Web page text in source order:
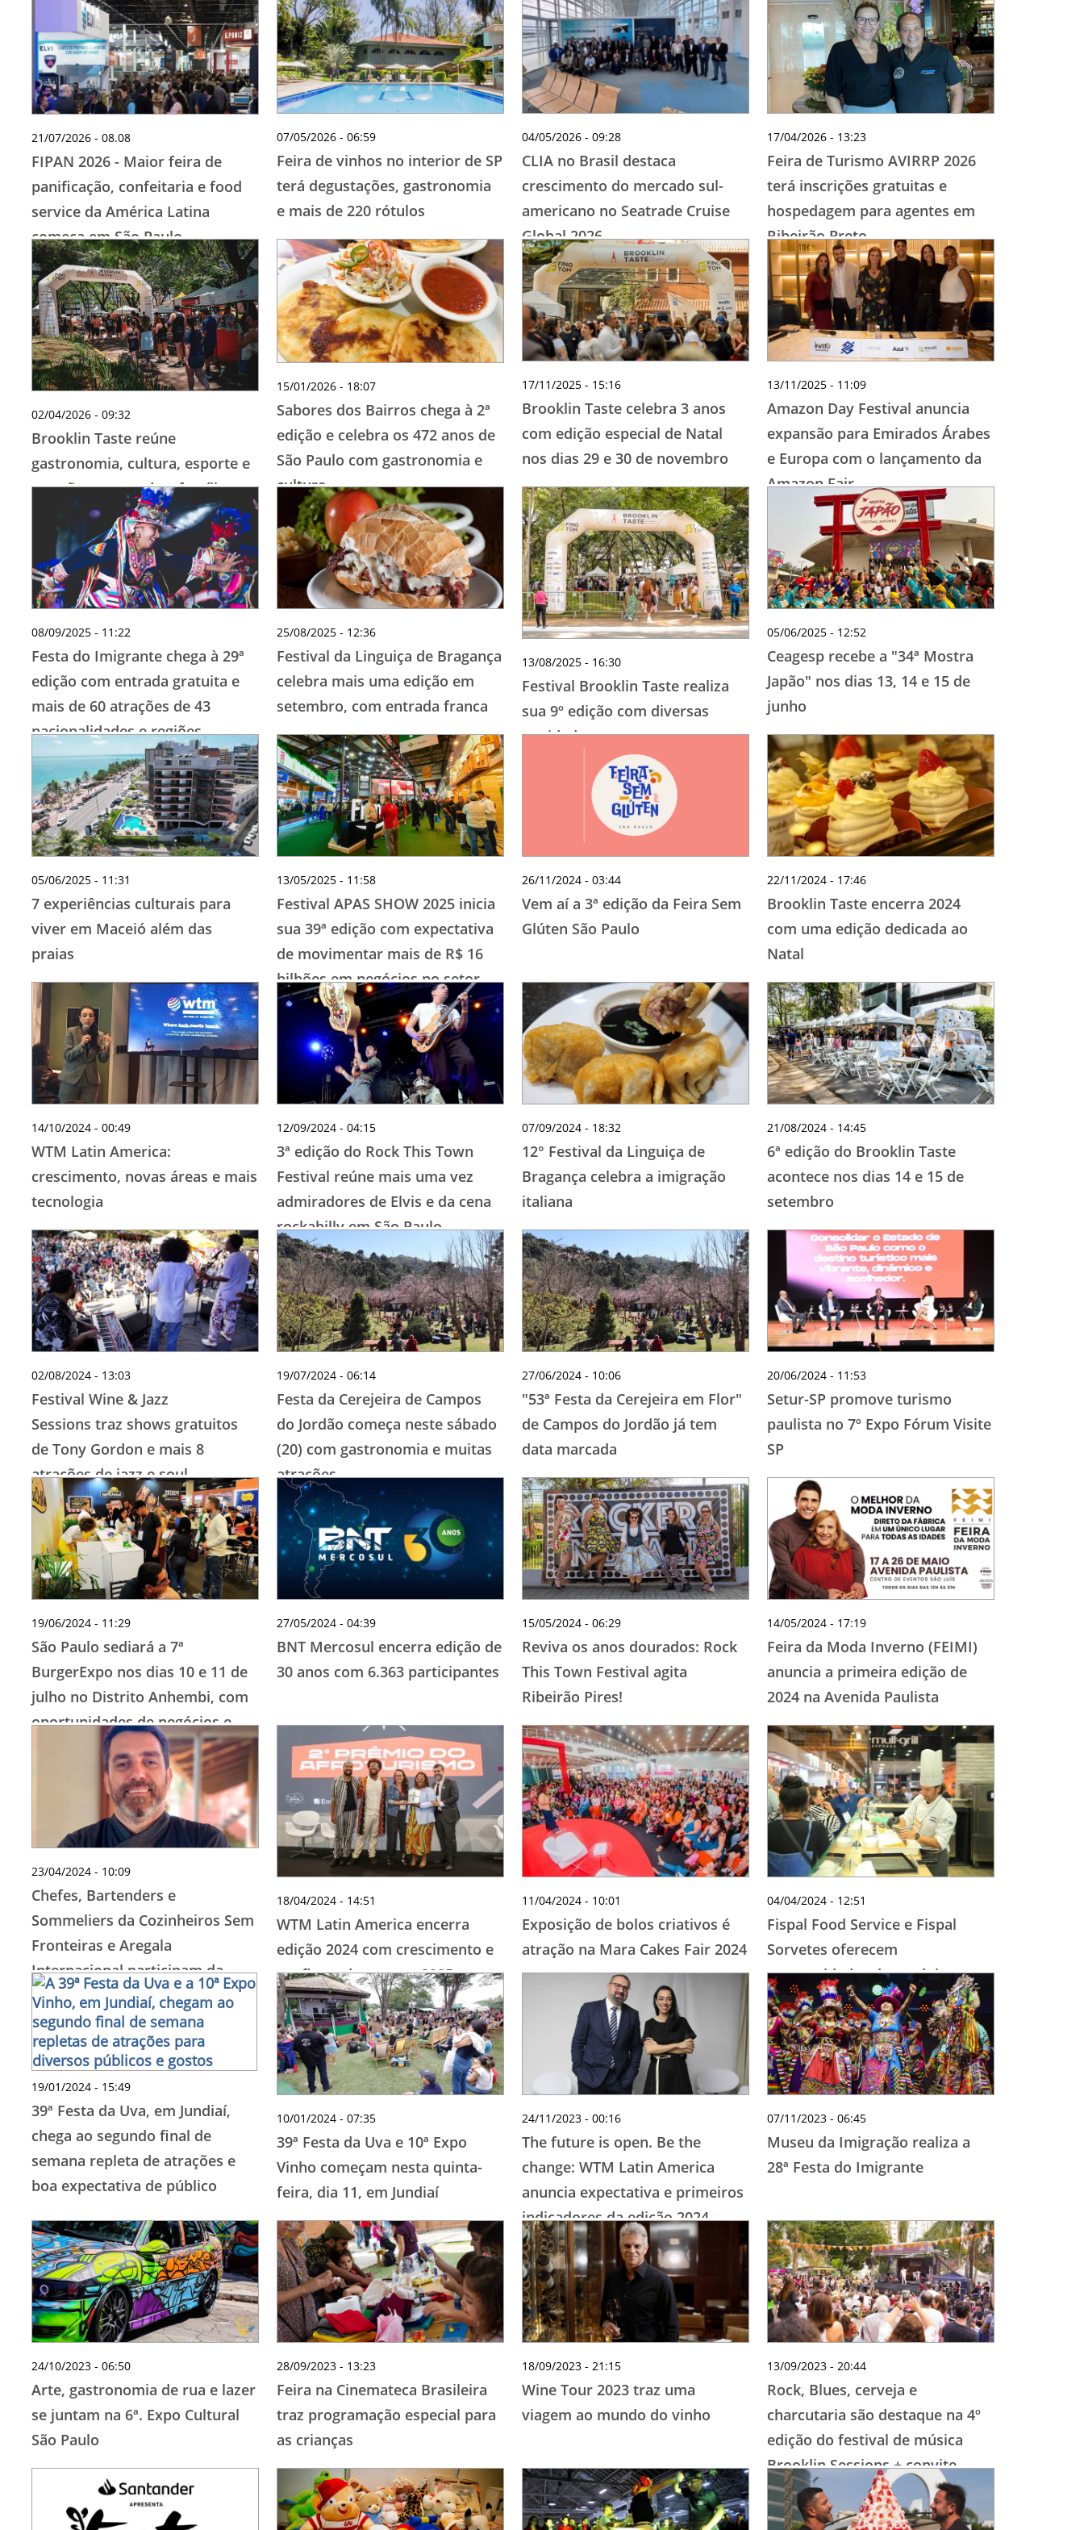
TESTADO E APROVADO
ÚLTIMAS NOTÍCIAS
PARCEIROS
QUEM SOMOS - EQUIPE
CONTATO
21/07/2026 - 08.08
FIPAN 2026 - Maior feira de
panificação, confeitaria e food
service da América Latina
começa em São Paulo
07/05/2026 - 06:59
Feira de vinhos no interior de SP
terá degustações, gastronomia
e mais de 220 rótulos
04/05/2026 - 09:28
CLIA no Brasil destaca
crescimento do mercado sul-
americano no Seatrade Cruise
Global 2026
17/04/2026 - 13:23
Feira de Turismo AVIRRP 2026
terá inscrições gratuitas e
hospedagem para agentes em
Ribeirão Preto
02/04/2026 - 09:32
Brooklin Taste reúne
gastronomia, cultura, esporte e
atrações para toda a família em
São Paulo
15/01/2026 - 18:07
Sabores dos Bairros chega à 2ª
edição e celebra os 472 anos de
São Paulo com gastronomia e
cultura
17/11/2025 - 15:16
Brooklin Taste celebra 3 anos
com edição especial de Natal
nos dias 29 e 30 de novembro
13/11/2025 - 11:09
Amazon Day Festival anuncia
expansão para Emirados Árabes
e Europa com o lançamento da
Amazon Fair
08/09/2025 - 11:22
Festa do Imigrante chega à 29ª
edição com entrada gratuita e
mais de 60 atrações de 43
nacionalidades e regiões
25/08/2025 - 12:36
Festival da Linguiça de Bragança
celebra mais uma edição em
setembro, com entrada franca
13/08/2025 - 16:30
Festival Brooklin Taste realiza
sua 9º edição com diversas
novidades
05/06/2025 - 12:52
Ceagesp recebe a "34ª Mostra
Japão" nos dias 13, 14 e 15 de
junho
05/06/2025 - 11:31
7 experiências culturais para
viver em Maceió além das
praias
13/05/2025 - 11:58
Festival APAS SHOW 2025 inicia
sua 39ª edição com expectativa
de movimentar mais de R$ 16
bilhões em negócios no setor
supermercadista
26/11/2024 - 03:44
Vem aí a 3ª edição da Feira Sem
Glúten São Paulo
22/11/2024 - 17:46
Brooklin Taste encerra 2024
com uma edição dedicada ao
Natal
14/10/2024 - 00:49
WTM Latin America:
crescimento, novas áreas e mais
tecnologia
12/09/2024 - 04:15
3ª edição do Rock This Town
Festival reúne mais uma vez
admiradores de Elvis e da cena
rockabilly em São Paulo
07/09/2024 - 18:32
12° Festival da Linguiça de
Bragança celebra a imigração
italiana
21/08/2024 - 14:45
6ª edição do Brooklin Taste
acontece nos dias 14 e 15 de
setembro
02/08/2024 - 13:03
Festival Wine & Jazz
Sessions traz shows gratuitos
de Tony Gordon e mais 8
atrações de jazz e soul
19/07/2024 - 06:14
Festa da Cerejeira de Campos
do Jordão começa neste sábado
(20) com gastronomia e muitas
atrações
27/06/2024 - 10:06
"53ª Festa da Cerejeira em Flor"
de Campos do Jordão já tem
data marcada
20/06/2024 - 11:53
Setur-SP promove turismo
paulista no 7º Expo Fórum Visite
SP
19/06/2024 - 11:29
São Paulo sediará a 7ª
BurgerExpo nos dias 10 e 11 de
julho no Distrito Anhembi, com
oportunidades de negócios e
inovações para o setor
27/05/2024 - 04:39
BNT Mercosul encerra edição de
30 anos com 6.363 participantes
15/05/2024 - 06:29
Reviva os anos dourados: Rock
This Town Festival agita
Ribeirão Pires!
14/05/2024 - 17:19
Feira da Moda Inverno (FEIMI)
anuncia a primeira edição de
2024 na Avenida Paulista
23/04/2024 - 10:09
Chefes, Bartenders e
Sommeliers da Cozinheiros Sem
Fronteiras e Aregala
Internacional participam da
FHORESP EXPERIENCE durante
VII Expotel
18/04/2024 - 14:51
WTM Latin America encerra
edição 2024 com crescimento e
confirma datas para 2025
11/04/2024 - 10:01
Exposição de bolos criativos é
atração na Mara Cakes Fair 2024
04/04/2024 - 12:51
Fispal Food Service e Fispal
Sorvetes oferecem
oportunidades de negócios e
conteúdos para profissionais do
setor de alimentação fora do lar
19/01/2024 - 15:49
39ª Festa da Uva, em Jundiaí,
chega ao segundo final de
semana repleta de atrações e
boa expectativa de público
10/01/2024 - 07:35
39ª Festa da Uva e 10ª Expo
Vinho começam nesta quinta-
feira, dia 11, em Jundiaí
24/11/2023 - 00:16
The future is open. Be the
change: WTM Latin America
anuncia expectativa e primeiros
indicadores da edição 2024
07/11/2023 - 06:45
Museu da Imigração realiza a
28ª Festa do Imigrante
24/10/2023 - 06:50
Arte, gastronomia de rua e lazer
se juntam na 6ª. Expo Cultural
São Paulo
28/09/2023 - 13:23
Feira na Cinemateca Brasileira
traz programação especial para
as crianças
18/09/2023 - 21:15
Wine Tour 2023 traz uma
viagem ao mundo do vinho
13/09/2023 - 20:44
Rock, Blues, cerveja e
charcutaria são destaque na 4º
edição do festival de música
Brooklin Sessions + convite